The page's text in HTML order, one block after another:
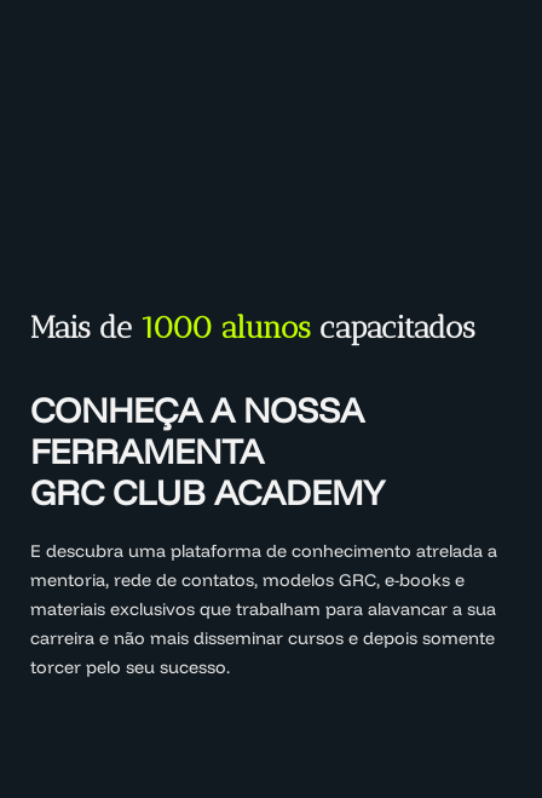
Mais de 1000 alunos capacitados
CONHEÇA A NOSSA
FERRAMENTA
GRC CLUB ACADEMY
E descubra uma plataforma de conhecimento atrelada a
mentoria, rede de contatos, modelos GRC, e-books e
materiais exclusivos que trabalham para alavancar a sua
carreira e não mais disseminar cursos e depois somente
torcer pelo seu sucesso.